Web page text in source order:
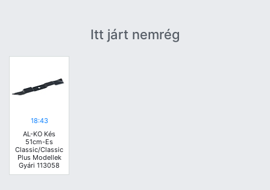
Itt járt nemrég
18:43
AL-KO Kés
51cm-Es
Classic/Classic
Plus Modellek
Gyári 113058